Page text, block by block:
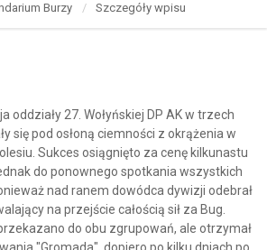
Burzy Szczegóły wpisu
oddziały 27. Wołyńskiej DP AK w trzech
się pod osłoną ciemności z okrążenia w
Sukces osiągnięto za cenę kilkunastu
do ponownego spotkania wszystkich
nad ranem dowódca dywizji odebrał
na przejście całością sił za Bug.
do obu zgrupowań, ale otrzymał